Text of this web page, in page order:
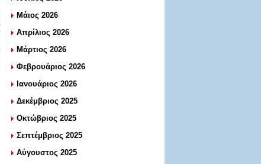
Μάιος 2026
Απρίλιος 2026
Μάρτιος 2026
Φεβρουάριος 2026
Ιανουάριος 2026
Δεκέμβριος 2025
Οκτώβριος 2025
Σεπτέμβριος 2025
Αύγουστος 2025